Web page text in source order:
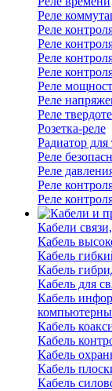
Реле
Реле
Реле
Реле
Реле
Реле
Реле
Реле
Розетка-реле
Радиатор для
Реле
Реле
Реле
Реле
Кабели
Кабель
Кабель
Кабель
Кабель для
Кабель
Кабель
Кабель
Кабель
Кабель
Кабель